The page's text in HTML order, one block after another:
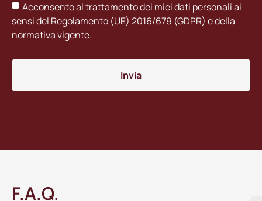
Acconsento al trattamento dei miei dati personali ai
sensi del Regolamento (UE) 2016/679 (GDPR) e della
normativa vigente.
Invia
F.A.Q.